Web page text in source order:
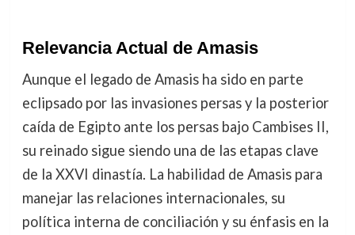
Relevancia Actual de Amasis
Aunque el legado de Amasis ha sido en parte
eclipsado por las invasiones persas y la posterior
caída de Egipto ante los persas bajo Cambises II,
su reinado sigue siendo una de las etapas clave
de la XXVI dinastía. La habilidad de Amasis para
manejar las relaciones internacionales, su
política interna de conciliación y su énfasis en la